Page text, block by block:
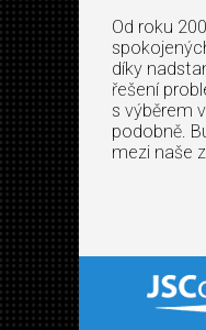
Od roku
díky
řešení
s výběrem
podobně.
mezi naše